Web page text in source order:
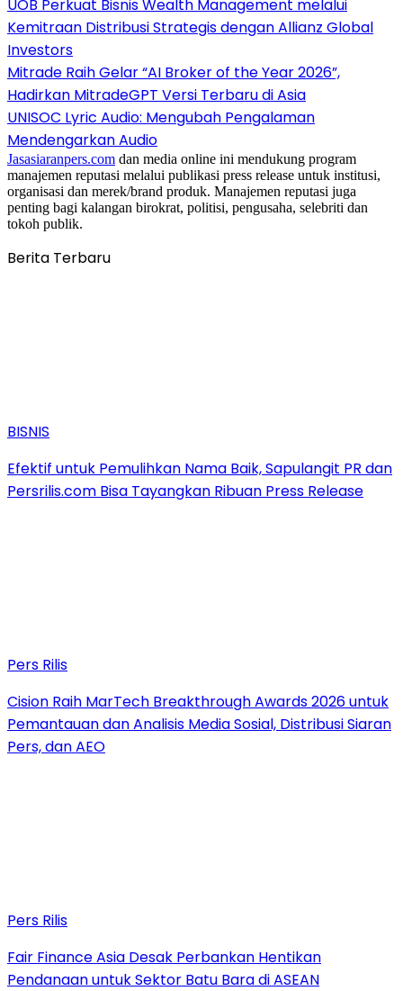
UOB Perkuat Bisnis Wealth Management melalui
Kemitraan Distribusi Strategis dengan Allianz Global
Investors
Mitrade Raih Gelar “AI Broker of the Year 2026”,
Hadirkan MitradeGPT Versi Terbaru di Asia
UNISOC Lyric Audio: Mengubah Pengalaman
Mendengarkan Audio
Jasasiaranpers.com dan media online ini mendukung program
manajemen reputasi melalui publikasi press release untuk institusi,
organisasi dan merek/brand produk. Manajemen reputasi juga
penting bagi kalangan birokrat, politisi, pengusaha, selebriti dan
tokoh publik.
Berita Terbaru
BISNIS
Efektif untuk Pemulihkan Nama Baik, Sapulangit PR dan
Persrilis.com Bisa Tayangkan Ribuan Press Release
Pers Rilis
Cision Raih MarTech Breakthrough Awards 2026 untuk
Pemantauan dan Analisis Media Sosial, Distribusi Siaran
Pers, dan AEO
Pers Rilis
Fair Finance Asia Desak Perbankan Hentikan
Pendanaan untuk Sektor Batu Bara di ASEAN